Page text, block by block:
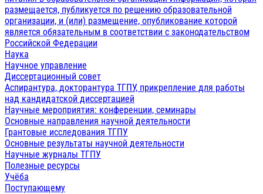
размещается, публикуется по решению образовательной
организации, и (или) размещение, опубликование которой
является обязательным в соответствии с законодательством
Российской Федерации
Наука
Научное управление
Диссертационный совет
Аспирантура, докторантура ТГПУ, прикрепление для работы
над кандидатской диссертацией
Научные мероприятия: конференции, семинары
Основные направления научной деятельности
Грантовые исследования ТГПУ
Основные результаты научной деятельности
Научные журналы ТГПУ
Полезные ресурсы
Учёба
Поступающему